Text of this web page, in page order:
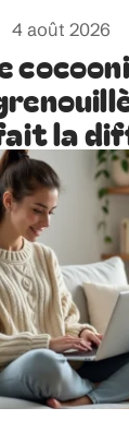
4 août 2026
la